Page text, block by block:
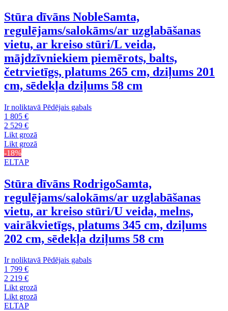
Stūra dīvāns NobleSamta,
regulējams/salokāms/ar uzglabāšanas
vietu, ar kreiso stūri/L veida,
mājdzīvniekiem piemērots, balts,
četrvietīgs, platums 265 cm, dziļums 201
cm, sēdekļa dziļums 58 cm
Ir noliktavā Pēdējais gabals
1 805 €
2 529 €
Likt grozā
Likt grozā
-18%
ELTAP
Stūra dīvāns RodrigoSamta,
regulējams/salokāms/ar uzglabāšanas
vietu, ar kreiso stūri/U veida, melns,
vairākvietīgs, platums 345 cm, dziļums
202 cm, sēdekļa dziļums 58 cm
Ir noliktavā Pēdējais gabals
1 799 €
2 219 €
Likt grozā
Likt grozā
ELTAP